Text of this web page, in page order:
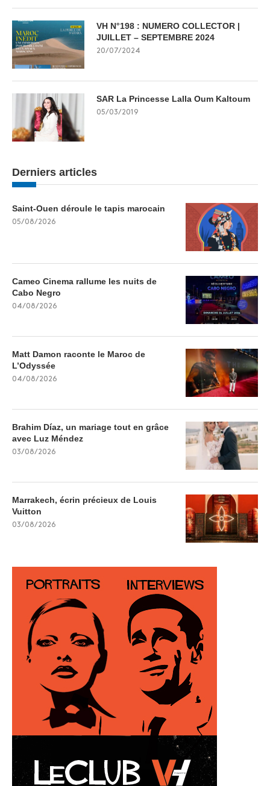
VH N°198 : NUMERO COLLECTOR |
JUILLET – SEPTEMBRE 2024
20/07/2024
SAR La Princesse Lalla Oum Kaltoum
05/03/2019
Derniers articles
Saint-Ouen déroule le tapis marocain
05/08/2026
Cameo Cinema rallume les nuits de
Cabo Negro
04/08/2026
Matt Damon raconte le Maroc de
L’Odyssée
04/08/2026
Brahim Díaz, un mariage tout en grâce
avec Luz Méndez
03/08/2026
Marrakech, écrin précieux de Louis
Vuitton
03/08/2026